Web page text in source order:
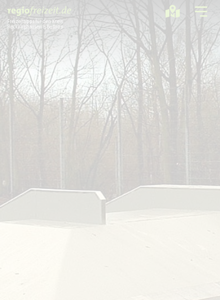
Freizeittipps für den Kreis
Recklinghausen & Bottrop
Ausflugstipps
Sport + Bewegung
Aktuelles
Freizeitregion